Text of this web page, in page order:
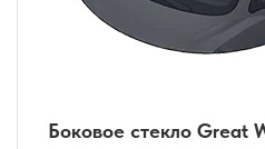
Боковое стекло Great